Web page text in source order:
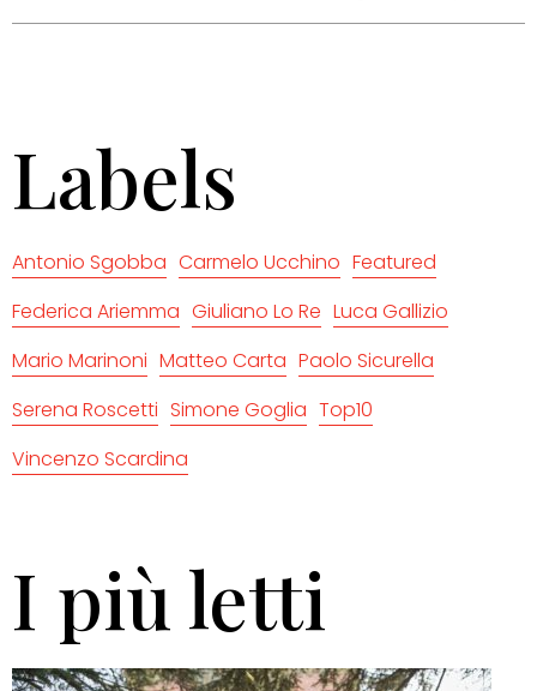
Labels
Antonio Sgobba Carmelo Ucchino Featured
Federica Ariemma Giuliano Lo Re Luca Gallizio
Mario Marinoni Matteo Carta Paolo Sicurella
Serena Roscetti Simone Goglia Top10
Vincenzo Scardina
I più letti